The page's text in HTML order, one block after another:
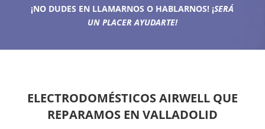
¡NO DUDES EN LLAMARNOS O HABLARNOS! ¡SERÁ
UN PLACER AYUDARTE!
ELECTRODOMÉSTICOS AIRWELL QUE
REPARAMOS EN VALLADOLID